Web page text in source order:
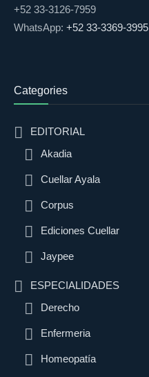
+52 33-3126-7959
WhatsApp: +52 33-3369-3995
Categories
EDITORIAL
Akadia
Cuellar Ayala
Corpus
Ediciones Cuellar
Jaypee
ESPECIALIDADES
Derecho
Enfermeria
Homeopatía